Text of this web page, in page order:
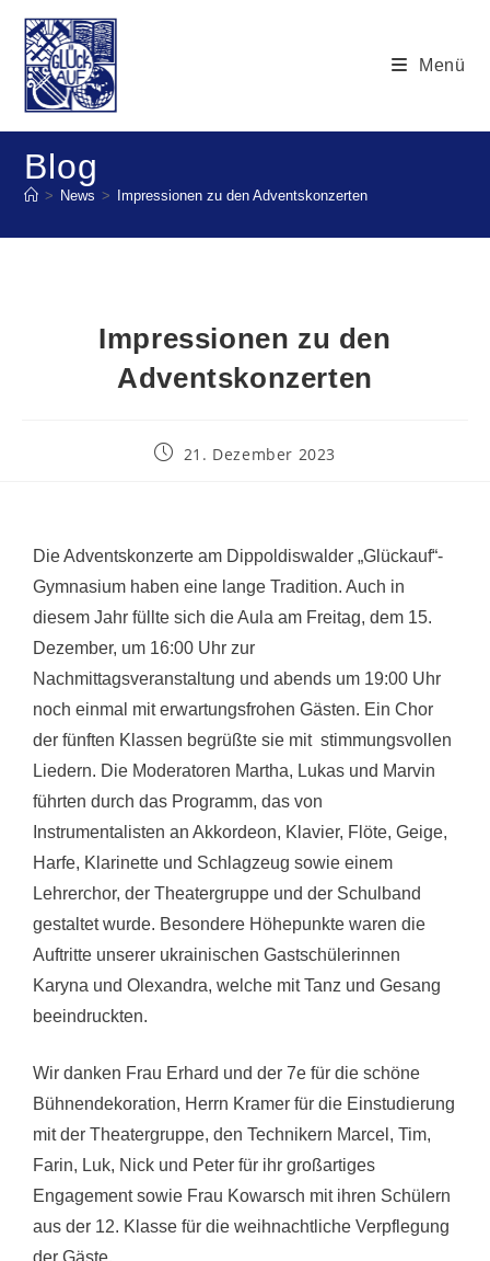
Menü
Blog
> News > Impressionen zu den Adventskonzerten
Impressionen zu den
Adventskonzerten
21. Dezember 2023
Die Adventskonzerte am Dippoldiswalder „Glückauf“-
Gymnasium haben eine lange Tradition. Auch in
diesem Jahr füllte sich die Aula am Freitag, dem 15.
Dezember, um 16:00 Uhr zur
Nachmittagsveranstaltung und abends um 19:00 Uhr
noch einmal mit erwartungsfrohen Gästen. Ein Chor
der fünften Klassen begrüßte sie mit stimmungsvollen
Liedern. Die Moderatoren Martha, Lukas und Marvin
führten durch das Programm, das von
Instrumentalisten an Akkordeon, Klavier, Flöte, Geige,
Harfe, Klarinette und Schlagzeug sowie einem
Lehrerchor, der Theatergruppe und der Schulband
gestaltet wurde. Besondere Höhepunkte waren die
Auftritte unserer ukrainischen Gastschülerinnen
Karyna und Olexandra, welche mit Tanz und Gesang
beeindruckten.
Wir danken Frau Erhard und der 7e für die schöne
Bühnendekoration, Herrn Kramer für die Einstudierung
mit der Theatergruppe, den Technikern Marcel, Tim,
Farin, Luk, Nick und Peter für ihr großartiges
Engagement sowie Frau Kowarsch mit ihren Schülern
aus der 12. Klasse für die weihnachtliche Verpflegung
der Gäste.